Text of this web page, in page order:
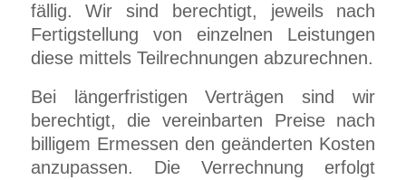
fällig. Wir sind berechtigt, jeweils nach
Fertigstellung von einzelnen Leistungen
diese mittels Teilrechnungen abzurechnen.
Bei längerfristigen Verträgen sind wir
berechtigt, die vereinbarten Preise nach
billigem Ermessen den geänderten Kosten
anzupassen. Die Verrechnung erfolgt